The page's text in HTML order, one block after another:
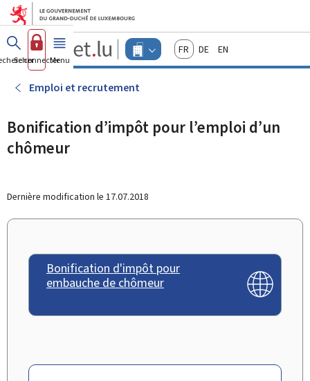
Aller au menu principal
Aller au contenu
Guichet.lu
Changer
d'espace
actif
FrançaisDeutschEnglish
Se connecterMenu principal
Emploi et recrutement
Bonification d’impôt pour l’emploi d’un
chômeur
Dernière modification le 17.07.2018
Bonification d'impôt pour
embauche de chômeur